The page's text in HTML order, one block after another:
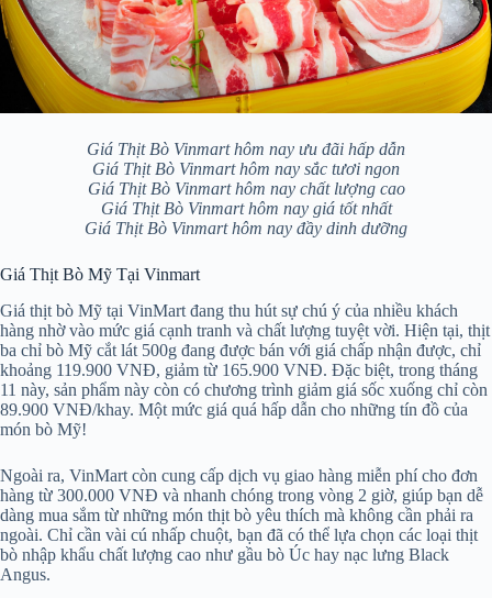
Giá Thịt Bò Vinmart hôm nay ưu đãi hấp dẫn
Giá Thịt Bò Vinmart hôm nay sắc tươi ngon
Giá Thịt Bò Vinmart hôm nay chất lượng cao
Giá Thịt Bò Vinmart hôm nay giá tốt nhất
Giá Thịt Bò Vinmart hôm nay đầy dinh dưỡng
Giá Thịt Bò Mỹ Tại Vinmart
Giá thịt bò Mỹ tại VinMart đang thu hút sự chú ý của nhiều khách
hàng nhờ vào mức giá cạnh tranh và chất lượng tuyệt vời. Hiện tại, thịt
ba chỉ bò Mỹ cắt lát 500g đang được bán với giá chấp nhận được, chỉ
khoảng 119.900 VNĐ, giảm từ 165.900 VNĐ. Đặc biệt, trong tháng
11 này, sản phẩm này còn có chương trình giảm giá sốc xuống chỉ còn
89.900 VNĐ/khay. Một mức giá quá hấp dẫn cho những tín đồ của
món bò Mỹ!
Ngoài ra, VinMart còn cung cấp dịch vụ giao hàng miễn phí cho đơn
hàng từ 300.000 VNĐ và nhanh chóng trong vòng 2 giờ, giúp bạn dễ
dàng mua sắm từ những món thịt bò yêu thích mà không cần phải ra
ngoài. Chỉ cần vài cú nhấp chuột, bạn đã có thể lựa chọn các loại thịt
bò nhập khẩu chất lượng cao như gầu bò Úc hay nạc lưng Black
Angus.